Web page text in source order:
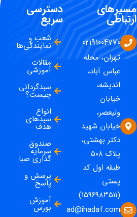
مسیرهای
ارتباطی
02191004770
تهران، محله
عباس آباد،
اندیشه،
خیابان
ولیعصر،
خیابان شهید
دکتر بهشتی،
پلاک ۵۰۸
طبقه اول کد
پستی
(۱۵۹۶۹۸۳۵۱۱)
ad@ihadaf.com
دسترسی
سریع
شعب و
نمایندگی‌ها
مقالات
آموزشی
سبدگردانی
چیست؟
انواع
سبدهای
هدف
صندوق
سرمایه
گذاری صبا
پرسش و
پاسخ
آموزش
بورس